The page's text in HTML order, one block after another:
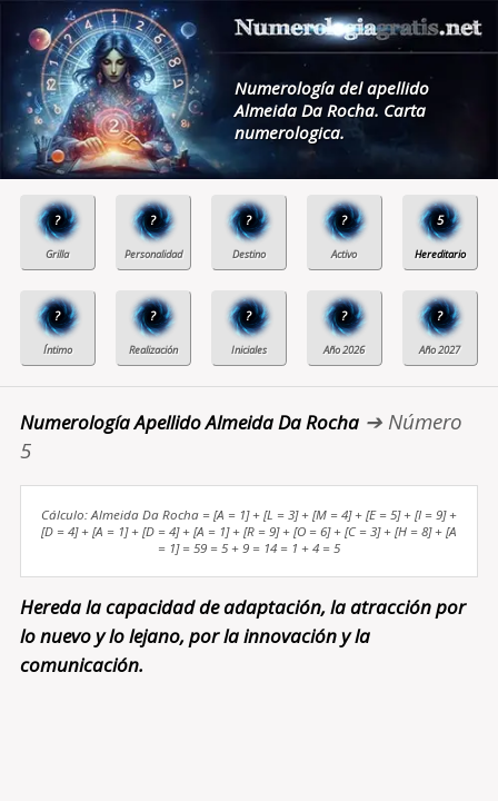
Numerología del apellido
Almeida Da Rocha. Carta
numerologica.
? ? ? ? 5
? ? ? ? ?
Numerología Apellido Almeida Da Rocha➔ Número
5
Cálculo: Almeida Da Rocha = [A = 1] + [L = 3] + [M = 4] + [E = 5] + [I = 9] +
[D = 4] + [A = 1] + [D = 4] + [A = 1] + [R = 9] + [O = 6] + [C = 3] + [H = 8] + [A
= 1] = 59 = 5 + 9 = 14 = 1 + 4 = 5
Hereda la capacidad de adaptación, la atracción por
lo nuevo y lo lejano, por la innovación y la
comunicación.